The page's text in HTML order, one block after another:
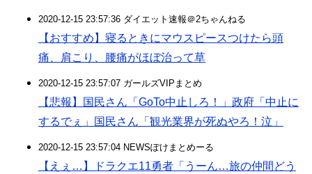
2020-12-15 23:57:36 ダイエット速報＠2ちゃんねる
【おすすめ】寝るときにマウスピースつけたら頭
痛、肩こり、腰痛がほぼ治って草
2020-12-15 23:57:07 ガールズVIPまとめ
【悲報】国民さん「GoTo中止しろ！」政府「中止に
するでぇ」国民さん「観光業界が死ぬやろ！泣」
2020-12-15 23:57:04 NEWSぽけまとめーる
【えぇ…】ドラクエ11勇者「うーん…旅の仲間どう